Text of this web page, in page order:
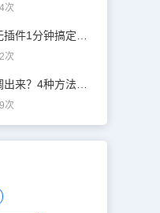
次
次
次